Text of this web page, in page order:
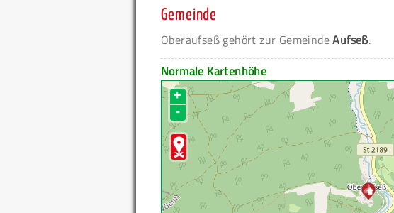
Gemeinde
Oberaufseß gehört zur GemeindeAufseß.
Normale Kartenhöhe
+
-